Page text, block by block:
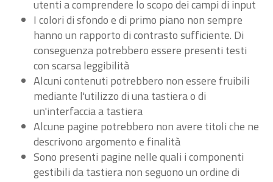
utenti a comprendere lo scopo dei campi di input
I colori di sfondo e di primo piano non sempre
hanno un rapporto di contrasto sufficiente. Di
conseguenza potrebbero essere presenti testi
con scarsa leggibilità
Alcuni contenuti potrebbero non essere fruibili
mediante l'utilizzo di una tastiera o di
un'interfaccia a tastiera
Alcune pagine potrebbero non avere titoli che ne
descrivono argomento e finalità
Sono presenti pagine nelle quali i componenti
gestibili da tastiera non seguono un ordine di